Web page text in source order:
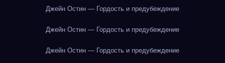
Джейн Остин — Гордость и предубеждение
Джейн Остин — Гордость и предубеждение
Джейн Остин — Гордость и предубеждение